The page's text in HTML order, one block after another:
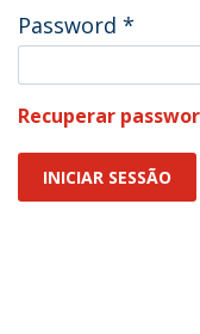
Password *
Recuperar
INICIAR SESSÃO